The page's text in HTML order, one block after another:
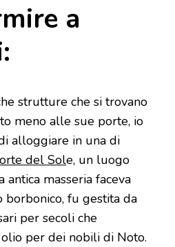
a
strutture che si trovano
meno alle sue porte, io
alloggiare in una di
del Sole, un luogo
antica masseria faceva
fu gestita da
per secoli che
per dei nobili di Noto.